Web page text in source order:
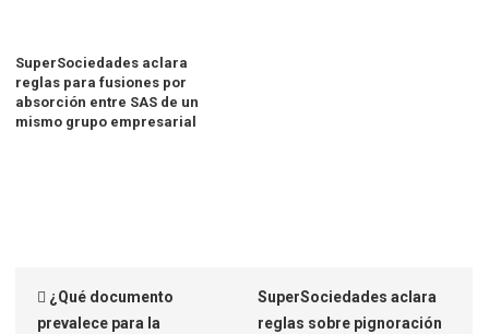
SuperSociedades aclara
reglas para fusiones por
absorción entre SAS de un
mismo grupo empresarial
¿Qué documento
prevalece para la
SuperSociedades aclara
reglas sobre pignoración